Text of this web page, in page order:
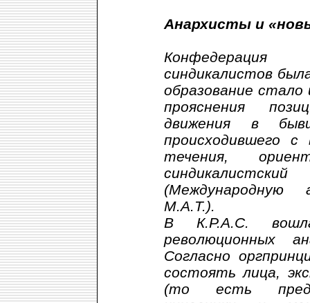
Анархисты и
Конфедерация
синдикалистов
образование
прояснения
движения в
происходившего
течения,
(Международную
М.А.Т.).
В К.Р.А.С.
революционных
Согласно
состоять лица,
(то есть